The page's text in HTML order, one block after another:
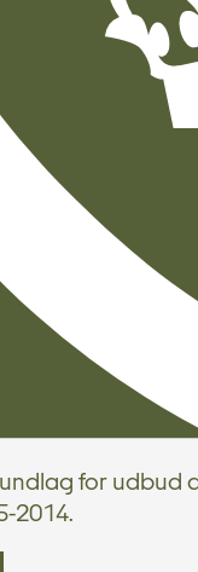
for udbud
2014.